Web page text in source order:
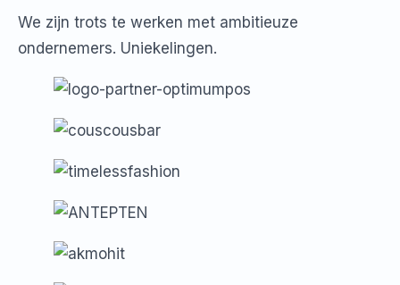
We zijn trots te werken met ambitieuze
ondernemers. Uniekelingen.